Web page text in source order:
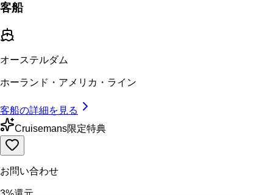
客船
オーステルダム
ホーランド・アメリカ・ライン
客船の詳細を見る
Cruisemans限定特典
お問い合わせ